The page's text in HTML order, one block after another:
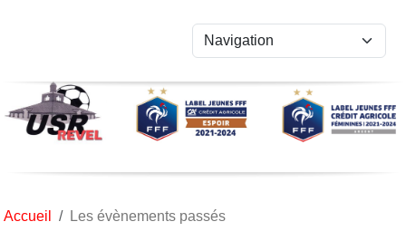
Accueil Les évènements passés